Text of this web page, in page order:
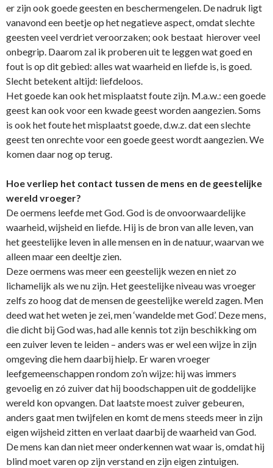
er zijn ook goede geesten en beschermengelen. De nadruk ligt
vanavond een beetje op het negatieve aspect, omdat slechte
geesten veel verdriet veroorzaken; ook bestaat hierover veel
o­nbegrip. Daarom zal ik proberen uit te leggen wat goed en
fout is op dit gebied: alles wat waarheid en liefde is, is goed.
Slecht betekent altijd: liefdeloos.
Het goede kan ook het misplaatst foute zijn. M.a.w.: een goede
geest kan ook voor een kwade geest worden aangezien. Soms
is ook het foute het misplaatst goede, d.w.z. dat een slechte
geest ten o­nrechte voor een goede geest wordt aangezien. We
komen daar nog op terug.
Hoe verliep het contact tussen de mens en de geestelijke
wereld vroeger?
De oermens leefde met God. God is de o­nvoorwaardelijke
waarheid, wijsheid en liefde. Hij is de bron van alle leven, van
het geestelijke leven in alle mensen en in de natuur, waarvan we
alleen maar een deeltje zien.
Deze oermens was meer een geestelijk wezen en niet zo
lichamelijk als we nu zijn. Het geestelijke niveau was vroeger
zelfs zo hoog dat de mensen de geestelijke wereld zagen. Men
deed wat het weten je zei, men ‘wandelde met God’. Deze mens,
die dicht bij God was, had alle kennis tot zijn beschikking om
een zuiver leven te leiden – anders was er wel een wijze in zijn
omgeving die hem daarbij hielp. Er waren vroeger
leefgemeenschappen rondom zo’n wijze: hij was immers
gevoelig en zó zuiver dat hij boodschappen uit de goddelijke
wereld kon opvangen. Dat laatste moest zuiver gebeuren,
anders gaat men twijfelen en komt de mens steeds meer in zijn
eigen wijsheid zitten en verlaat daarbij de waarheid van God.
De mens kan dan niet meer o­nderkennen wat waar is, omdat hij
blind moet varen op zijn verstand en zijn eigen zintuigen.